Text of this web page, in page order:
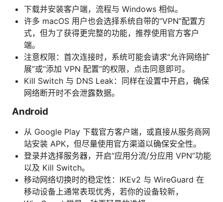
下载并安装客户端，流程与 Windows 相似。
许多 macOS 用户也会选择系统自带的“VPN”配置方
式，但为了获得更完整的功能，推荐使用官方客户
端。
注意权限：首次连接时，系统可能会请求“允许网络扩
展”或“添加 VPN 配置”的权限，点击同意即可。
Kill Switch 与 DNS Leak：同样在设置中开启，确保
网络断开时不会泄露数据。
Android
从 Google Play 下载官方客户端，或直接从服务商网
站安装 APK，但尽量使用官方渠道以确保安全性。
登录并选择服务器，开启“应用分流/分应用 VPN”功能
以及 Kill Switch。
移动网络切换时的稳定性：IKEv2 与 WireGuard 在
移动设备上通常表现优秀，若你的设备较新，